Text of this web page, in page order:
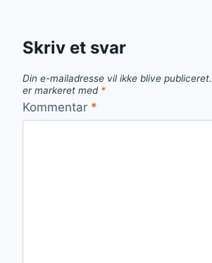
Skriv et svar
Din e-mailadresse vil ikke blive publiceret.
er markeret med *
Kommentar *